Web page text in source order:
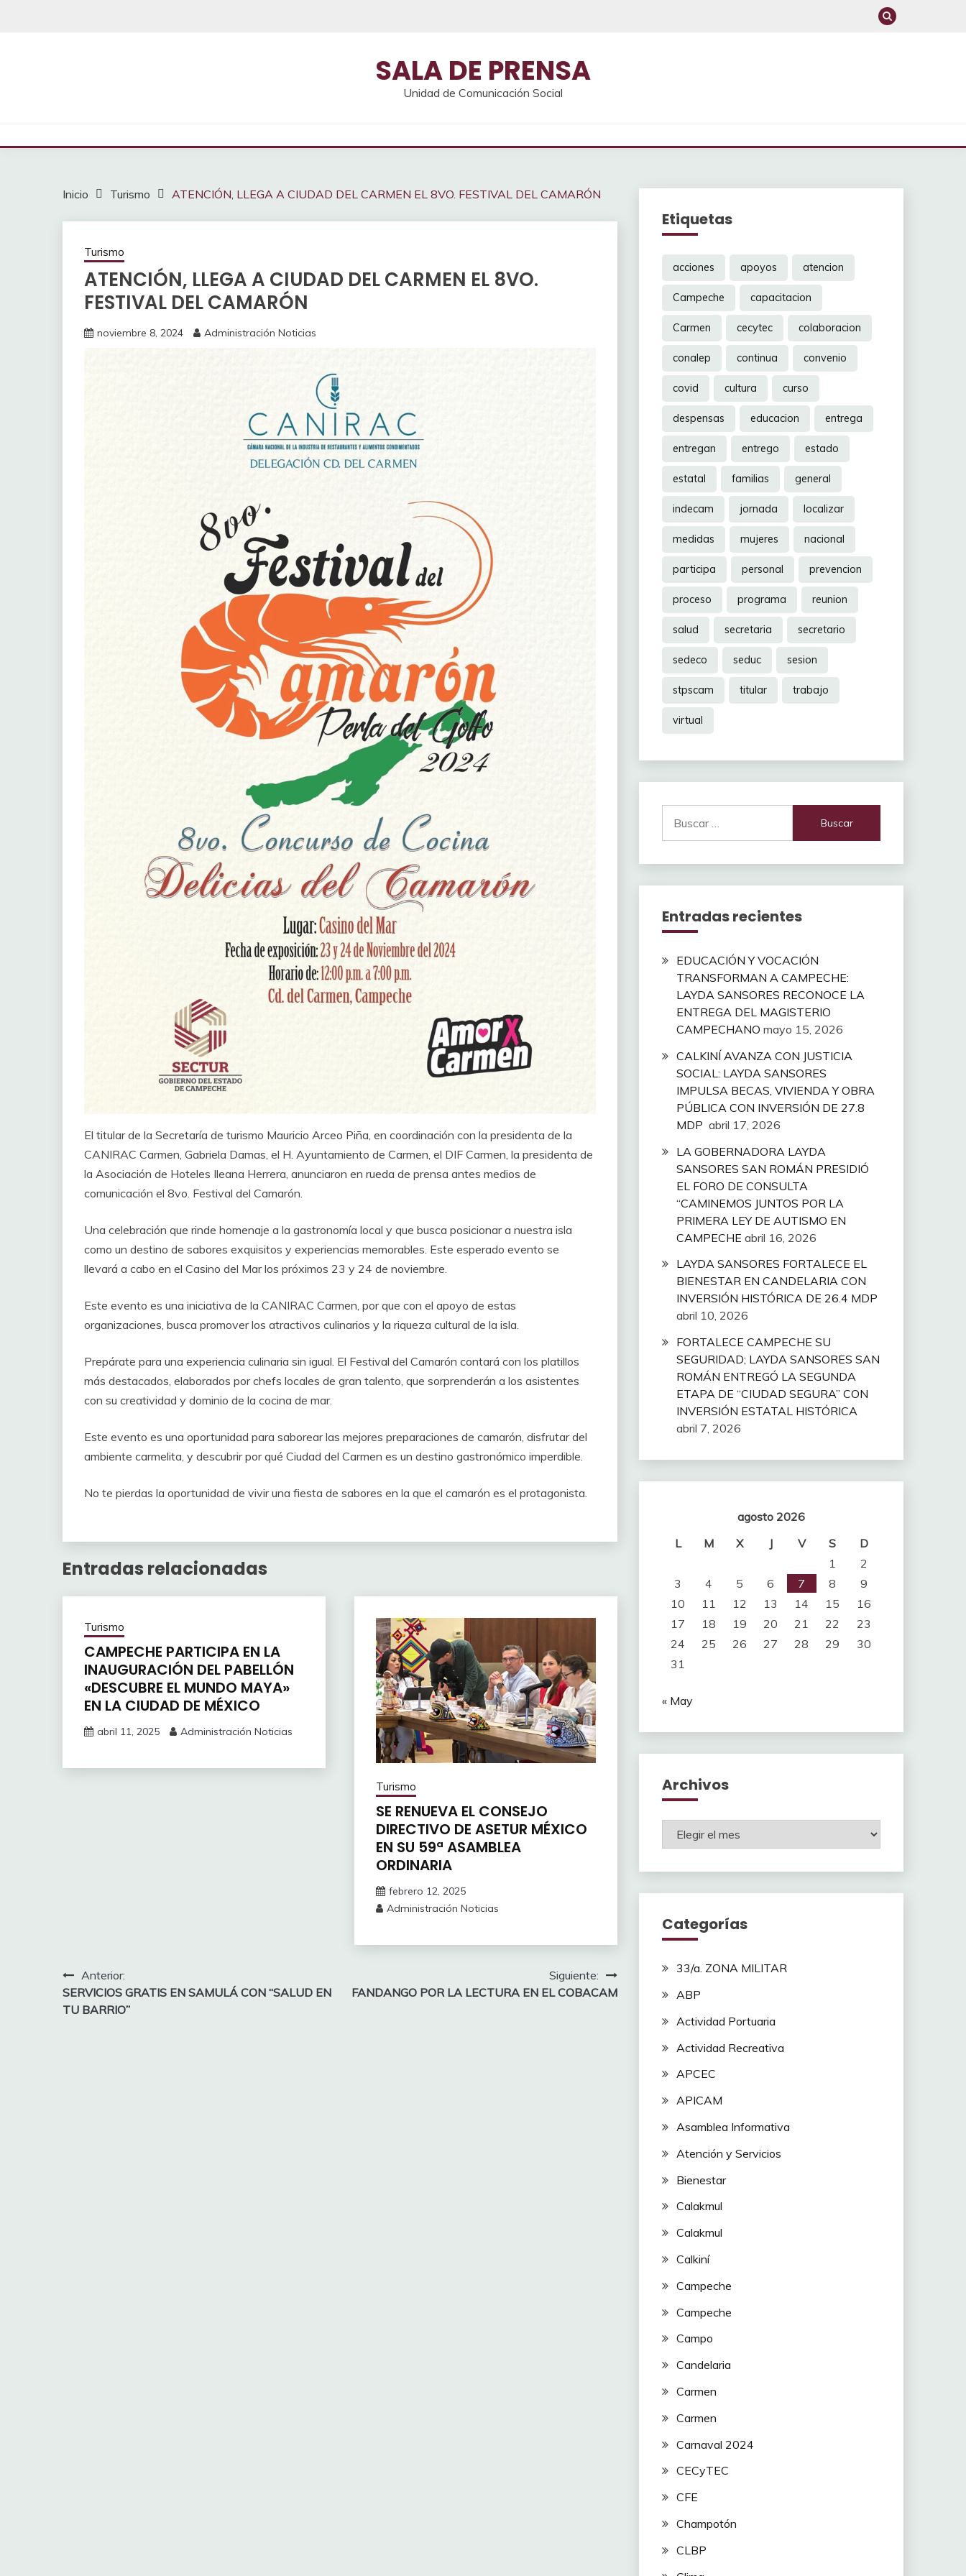
SALA DE PRENSA
Unidad de Comunicación Social
Inicio Turismo ATENCIÓN, LLEGA A CIUDAD DEL CARMEN EL 8VO. FESTIVAL DEL CAMARÓN
Turismo
ATENCIÓN, LLEGA A CIUDAD DEL CARMEN EL 8VO.
FESTIVAL DEL CAMARÓN
noviembre 8, 2024 Administración Noticias
El titular de la Secretaría de turismo Mauricio Arceo Piña, en coordinación con la presidenta de la
CANIRAC Carmen, Gabriela Damas, el H. Ayuntamiento de Carmen, el DIF Carmen, la presidenta de
la Asociación de Hoteles Ileana Herrera, anunciaron en rueda de prensa antes medios de
comunicación el 8vo. Festival del Camarón.
Una celebración que rinde homenaje a la gastronomía local y que busca posicionar a nuestra isla
como un destino de sabores exquisitos y experiencias memorables. Este esperado evento se
llevará a cabo en el Casino del Mar los próximos 23 y 24 de noviembre.
Este evento es una iniciativa de la CANIRAC Carmen, por que con el apoyo de estas
organizaciones, busca promover los atractivos culinarios y la riqueza cultural de la isla.
Prepárate para una experiencia culinaria sin igual. El Festival del Camarón contará con los platillos
más destacados, elaborados por chefs locales de gran talento, que sorprenderán a los asistentes
con su creatividad y dominio de la cocina de mar.
Este evento es una oportunidad para saborear las mejores preparaciones de camarón, disfrutar del
ambiente carmelita, y descubrir por qué Ciudad del Carmen es un destino gastronómico imperdible.
No te pierdas la oportunidad de vivir una fiesta de sabores en la que el camarón es el protagonista.
Entradas relacionadas
Turismo
CAMPECHE PARTICIPA EN LA
INAUGURACIÓN DEL PABELLÓN
«DESCUBRE EL MUNDO MAYA»
EN LA CIUDAD DE MÉXICO
abril 11, 2025 Administración Noticias
Turismo
SE RENUEVA EL CONSEJO
DIRECTIVO DE ASETUR MÉXICO
EN SU 59ª ASAMBLEA
ORDINARIA
febrero 12, 2025
Administración Noticias
Navegación
de
Anterior:
SERVICIOS GRATIS EN SAMULÁ CON “SALUD EN
TU BARRIO”
Siguiente:
FANDANGO POR LA LECTURA EN EL COBACAM
Etiquetas
acciones apoyos atencion
Campeche capacitacion
Carmen cecytec colaboracion
conalep continua convenio
covid cultura curso
despensas educacion entrega
entregan entrego estado
estatal familias general
indecam jornada localizar
medidas mujeres nacional
participa personal prevencion
proceso programa reunion
salud secretaria secretario
sedeco seduc sesion
stpscam titular trabajo
virtual
Entradas recientes
EDUCACIÓN Y VOCACIÓN
TRANSFORMAN A CAMPECHE:
LAYDA SANSORES RECONOCE LA
ENTREGA DEL MAGISTERIO
CAMPECHANO mayo 15, 2026
CALKINÍ AVANZA CON JUSTICIA
SOCIAL: LAYDA SANSORES
IMPULSA BECAS, VIVIENDA Y OBRA
PÚBLICA CON INVERSIÓN DE 27.8
MDP abril 17, 2026
LA GOBERNADORA LAYDA
SANSORES SAN ROMÁN PRESIDIÓ
EL FORO DE CONSULTA
“CAMINEMOS JUNTOS POR LA
PRIMERA LEY DE AUTISMO EN
CAMPECHE abril 16, 2026
LAYDA SANSORES FORTALECE EL
BIENESTAR EN CANDELARIA CON
INVERSIÓN HISTÓRICA DE 26.4 MDP
abril 10, 2026
FORTALECE CAMPECHE SU
SEGURIDAD; LAYDA SANSORES SAN
ROMÁN ENTREGÓ LA SEGUNDA
ETAPA DE “CIUDAD SEGURA” CON
INVERSIÓN ESTATAL HISTÓRICA
abril 7, 2026
agosto 2026
L
M X J V S
D
1
2
3
4 5 6 7 8
9
10
11 12 13 14 15
16
17
18 19 20 21 22
23
24
25 26 27 28 29
30
31
« May
Archivos
Archivos
Categorías
33/a. ZONA MILITAR
ABP
Actividad Portuaria
Actividad Recreativa
APCEC
APICAM
Asamblea Informativa
Atención y Servicios
Bienestar
Calakmul
Calakmul
Calkiní
Campeche
Campeche
Campo
Candelaria
Carmen
Carmen
Carnaval 2024
CECyTEC
CFE
Champotón
CLBP